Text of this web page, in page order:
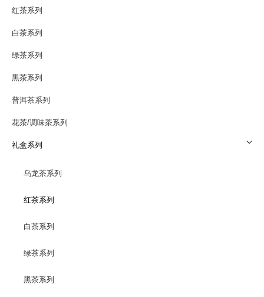
红茶系列
白茶系列
绿茶系列
黑茶系列
普洱茶系列
花茶/调味茶系列
礼盒系列
乌龙茶系列
红茶系列
白茶系列
绿茶系列
黑茶系列